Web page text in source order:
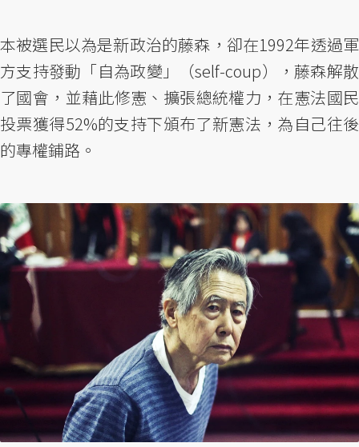
本被選民以為是新政治的藤森，卻在1992年透過軍
方支持發動「自為政變」（self-coup），藤森解散
了國會，並藉此修憲、擴張總統權力，在憲法國民
投票獲得52%的支持下頒布了新憲法，為自己往後
的專權鋪路。